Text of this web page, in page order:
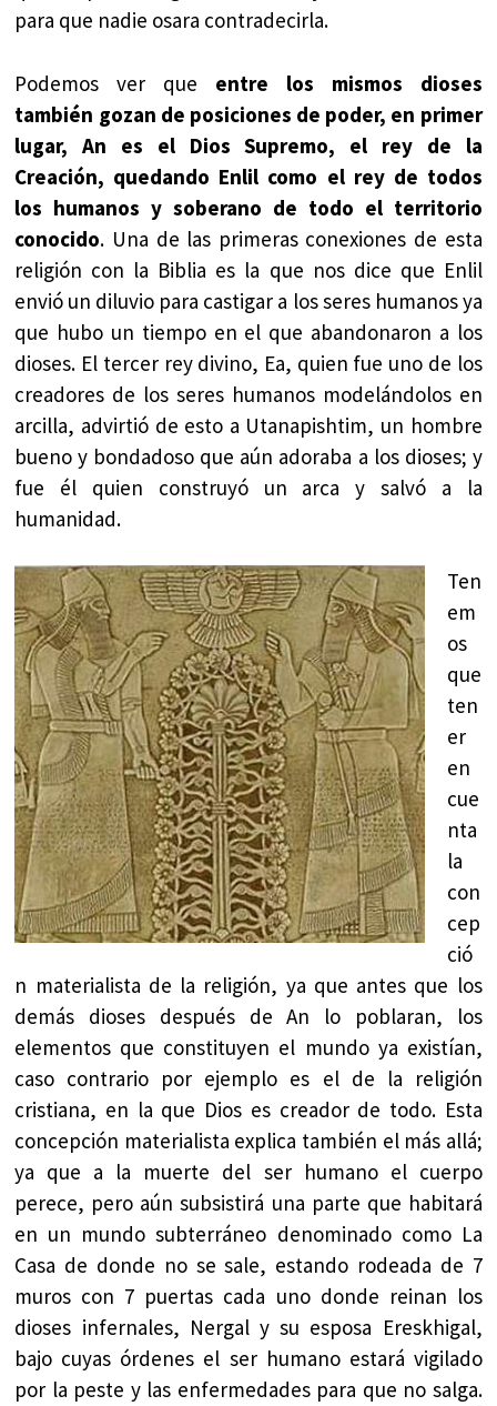
para que nadie osara contradecirla.
Podemos ver que entre los mismos dioses
también gozan de posiciones de poder, en primer
lugar, An es el Dios Supremo, el rey de la
Creación, quedando Enlil como el rey de todos
los humanos y soberano de todo el territorio
conocido. Una de las primeras conexiones de esta
religión con la Biblia es la que nos dice que Enlil
envió un diluvio para castigar a los seres humanos ya
que hubo un tiempo en el que abandonaron a los
dioses. El tercer rey divino, Ea, quien fue uno de los
creadores de los seres humanos modelándolos en
arcilla, advirtió de esto a Utanapishtim, un hombre
bueno y bondadoso que aún adoraba a los dioses; y
fue él quien construyó un arca y salvó a la
humanidad.
Ten
em
os
que
ten
er
en
cue
nta
la
con
cep
ció
n materialista de la religión, ya que antes que los
demás dioses después de An lo poblaran, los
elementos que constituyen el mundo ya existían,
caso contrario por ejemplo es el de la religión
cristiana, en la que Dios es creador de todo. Esta
concepción materialista explica también el más allá;
ya que a la muerte del ser humano el cuerpo
perece, pero aún subsistirá una parte que habitará
en un mundo subterráneo denominado como La
Casa de donde no se sale, estando rodeada de 7
muros con 7 puertas cada uno donde reinan los
dioses infernales, Nergal y su esposa Ereskhigal,
bajo cuyas órdenes el ser humano estará vigilado
por la peste y las enfermedades para que no salga.